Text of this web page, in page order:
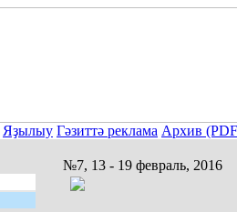
Яҙылыу Гәзиттә реклама Архив
№7, 13 - 19 февраль, 2016